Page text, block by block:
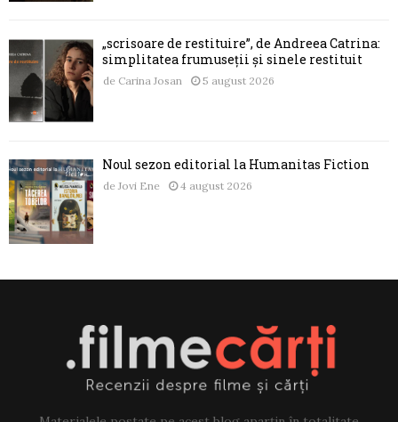
„scrisoare de restituire”, de Andreea Catrina:
simplitatea frumuseții și sinele restituit
de Carina Josan 5 august 2026
Noul sezon editorial la Humanitas Fiction
de Jovi Ene 4 august 2026